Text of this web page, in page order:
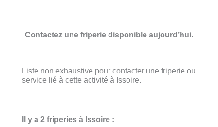
Contactez une friperie disponible aujourd’hui.
Liste non exhaustive pour contacter une friperie ou
service lié à cette activité à Issoire.
Il y a 2 friperies à Issoire :